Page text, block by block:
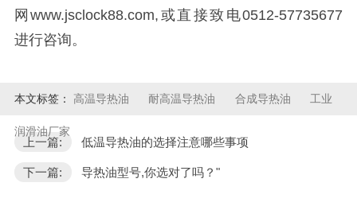
网www.jsclock88.com,或直接致电0512-57735677
进行咨询。
本文标签： 高温导热油 耐高温导热油 合成导热油 工业
润滑油厂家
上一篇: 低温导热油的选择注意哪些事项
下一篇: 导热油型号,你选对了吗？"